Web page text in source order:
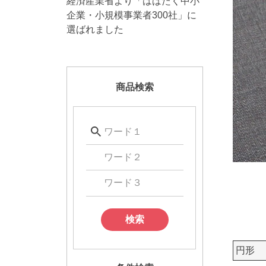
企業・小規模事業者300社」に
選ばれました
商品検索
検索
円形